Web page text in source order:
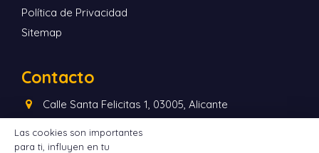
Política de Privacidad
Sitemap
Contacto
Calle Santa Felicitas 1, 03005, Alicante
correo@latitudceroviajes.com
Las cookies son importantes
para ti, influyen en tu